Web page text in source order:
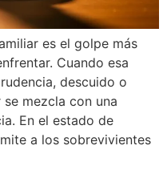
es el golpe más
Cuando esa
descuido o
mezcla con una
En el estado de
a los sobrevivientes